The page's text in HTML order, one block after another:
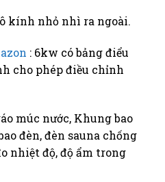
kính nhỏ nhì ra ngoài.
: 6kw có bảng điểu
cho phép điều chỉnh
múc nước, Khung bao
đèn, đèn sauna chống
nhiệt độ, độ ẩm trong